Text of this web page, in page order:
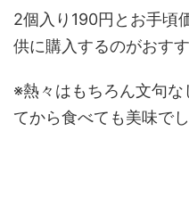
2個入り190円とお手頃
供に購入するのがおすす
※熱々はもちろん文句
てから食べても美味で